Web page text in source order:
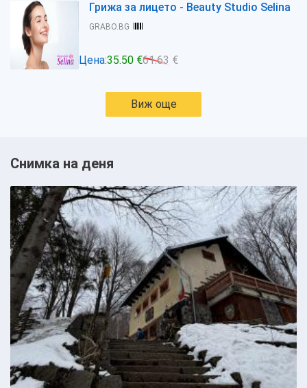
Грижа за лицето - Beauty Studio Selina
GRABO.BG
Цена:35.50 €61.63 €
Виж още
Снимка на деня